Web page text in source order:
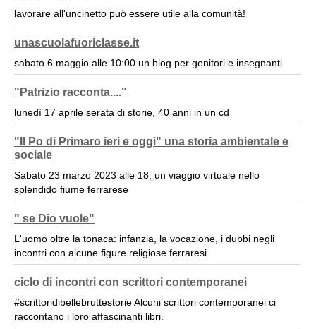
lavorare all'uncinetto può essere utile alla comunità!
unascuolafuoriclasse.it
sabato 6 maggio alle 10:00 un blog per genitori e insegnanti
"Patrizio racconta...."
lunedì 17 aprile serata di storie, 40 anni in un cd
"Il Po di Primaro ieri e oggi" una storia ambientale e
sociale
Sabato 23 marzo 2023 alle 18, un viaggio virtuale nello
splendido fiume ferrarese
" se Dio vuole"
L'uomo oltre la tonaca: infanzia, la vocazione, i dubbi negli
incontri con alcune figure religiose ferraresi.
ciclo di incontri con scrittori contemporanei
#scrittoridibellebruttestorie Alcuni scrittori contemporanei ci
raccontano i loro affascinanti libri.